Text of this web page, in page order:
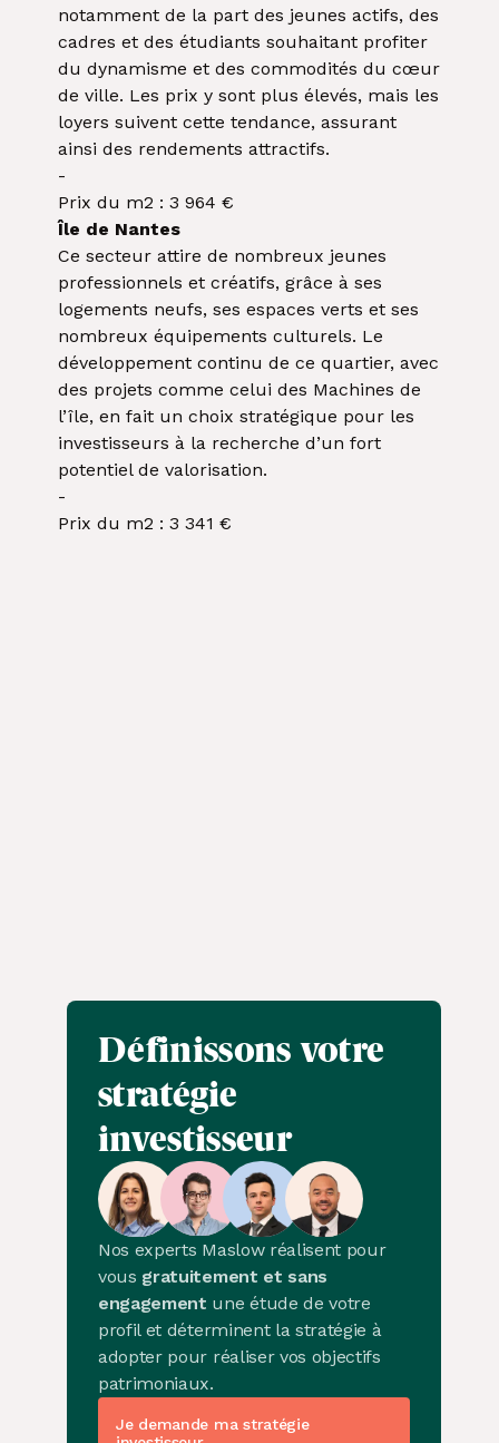
notamment de la part des jeunes actifs, des
cadres et des étudiants souhaitant profiter
du dynamisme et des commodités du cœur
de ville. Les prix y sont plus élevés, mais les
loyers suivent cette tendance, assurant
ainsi des rendements attractifs.
-
Prix du m2 : 3 964 €
Île de Nantes
Ce secteur attire de nombreux jeunes
professionnels et créatifs, grâce à ses
logements neufs, ses espaces verts et ses
nombreux équipements culturels. Le
développement continu de ce quartier, avec
des projets comme celui des Machines de
l’île, en fait un choix stratégique pour les
investisseurs à la recherche d’un fort
potentiel de valorisation.
-
Prix du m2 : 3 341 €
Définissons votre
stratégie
investisseur
Nos experts Maslow réalisent pour
vous gratuitement et sans
engagement une étude de votre
profil et déterminent la stratégie à
adopter pour réaliser vos objectifs
patrimoniaux.
Je demande ma stratégie